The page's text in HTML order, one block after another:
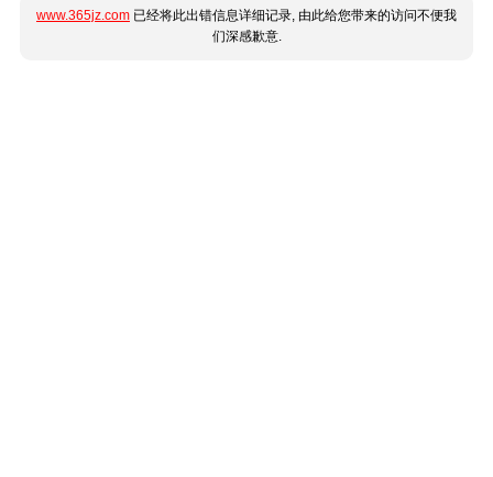
www.365jz.com 已经将此出错信息详细记录, 由此给您带来的访问不便我
们深感歉意.